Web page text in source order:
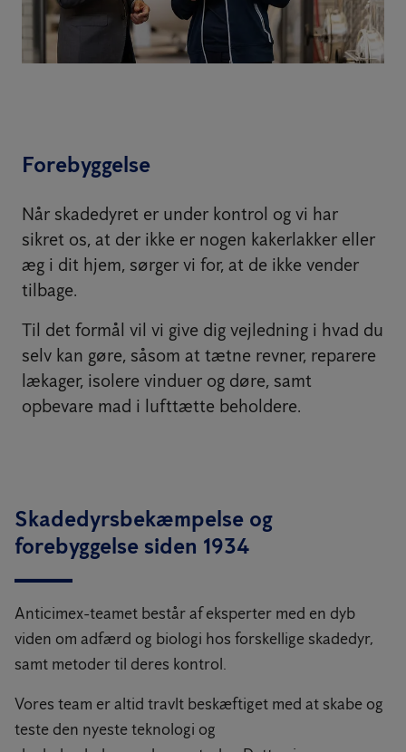
Forebyggelse
Når skadedyret er under kontrol og vi har
sikret os, at der ikke er nogen kakerlakker eller
æg i dit hjem, sørger vi for, at de ikke vender
tilbage.
Til det formål vil vi give dig vejledning i hvad du
selv kan gøre, såsom at tætne revner, reparere
lækager, isolere vinduer og døre, samt
opbevare mad i lufttætte beholdere.
Skadedyrsbekæmpelse og
forebyggelse siden 1934
Anticimex-teamet består af eksperter med en dyb
viden om adfærd og biologi hos forskellige skadedyr,
samt metoder til deres kontrol.
Vores team er altid travlt beskæftiget med at skabe og
teste den nyeste teknologi og